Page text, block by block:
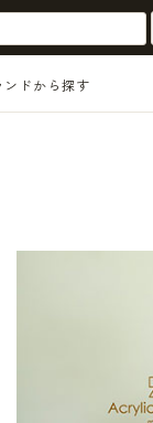
ンドから探す